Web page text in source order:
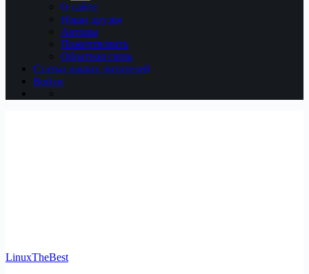
О сайте
Наши друзья
Авторы
Пожертвовать
Обратная связь
Статьи наших читателей
Войти
LinuxTheBest